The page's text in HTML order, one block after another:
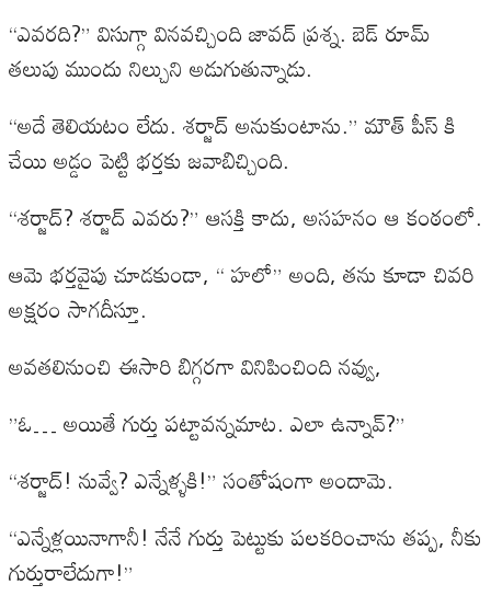
“ఎవరది?” విసుగ్గా వినవచ్చింది జావద్ ప్రశ్న. బెడ్ రూమ్
తలుపు ముందు నిల్చుని అడుగుతున్నాడు.
“అదే తెలియటం లేదు. శర్జాద్ అనుకుంటాను.” మౌత్ పీస్ కి
చేయి అడ్డం పెట్టి భర్తకు జవాబిచ్చింది.
“శర్జాద్? శర్జాద్ ఎవరు?” ఆసక్తి కాదు, అసహనం ఆ కంఠంలో.
ఆమె భర్తవైపు చూడకుండా, “ హలో” అంది, తను కూడా చివరి
అక్షరం సాగదీస్తూ.
అవతలినుంచి ఈసారి బిగ్గరగా వినిపించింది నవ్వు,
”ఓ… అయితే గుర్తు పట్టావన్నమాట. ఎలా ఉన్నావ్?”
“శర్జాద్! నువ్వే? ఎన్నేళ్ళకి!” సంతోషంగా అందామె.
“ఎన్నేళ్లయినాగానీ! నేనే గుర్తు పెట్టుకు పలకరించాను తప్ప, నీకు
గుర్తురాలేదుగా!”